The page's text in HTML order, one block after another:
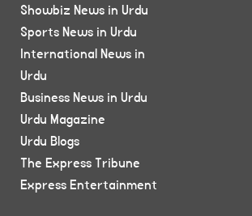
Showbiz News in Urdu
Sports News in Urdu
International News in
Urdu
Business News in Urdu
Urdu Magazine
Urdu Blogs
The Express Tribune
Express Entertainment